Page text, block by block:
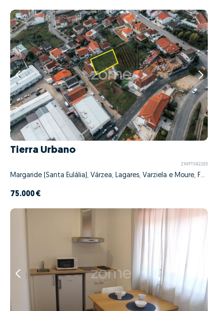
Tierra Urbano
ZMPT582283
Margaride (Santa Eulália), Várzea, Lagares, Varziela e Moure, Felgueiras, Porto
75.000 €